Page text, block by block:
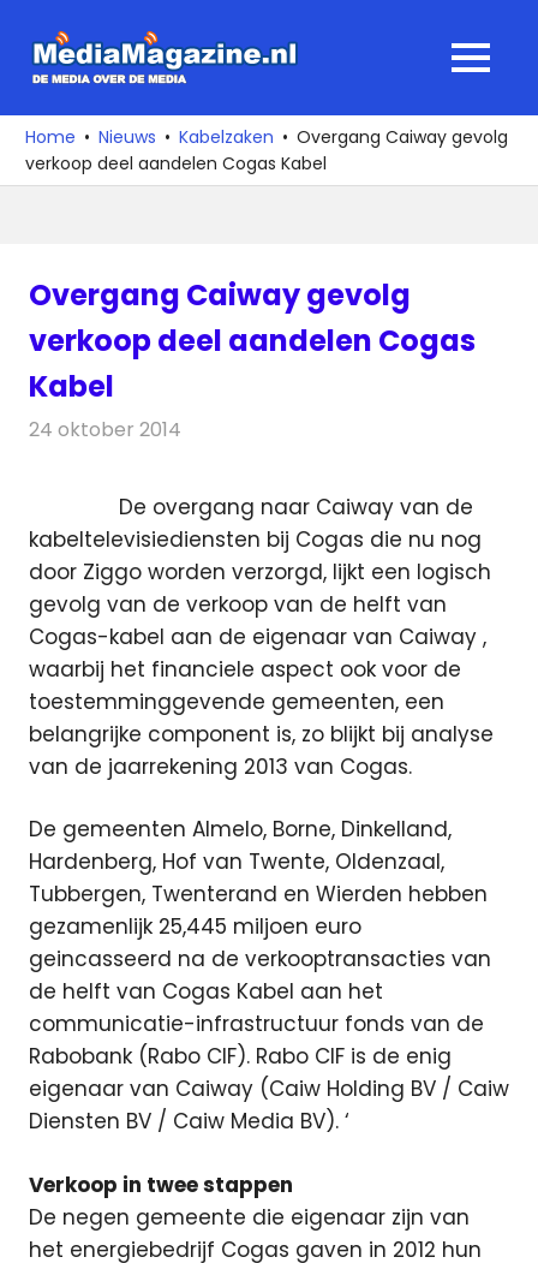
naar
media
over
de
MENU
Home Nieuws Kabelzaken
Overgang Caiway gevolg
verkoop deel aandelen Cogas Kabel
Overgang Caiway gevolg
verkoop deel aandelen Cogas
Kabel
24 oktober 2014
De overgang naar Caiway van de
kabeltelevisiediensten bij Cogas die nu nog
door Ziggo worden verzorgd, lijkt een logisch
gevolg van de verkoop van de helft van
Cogas-kabel aan de eigenaar van Caiway ,
waarbij het financiele aspect ook voor de
toestemminggevende gemeenten, een
belangrijke component is, zo blijkt bij analyse
van de jaarrekening 2013 van Cogas.
De gemeenten Almelo, Borne, Dinkelland,
Hardenberg, Hof van Twente, Oldenzaal,
Tubbergen, Twenterand en Wierden hebben
gezamenlijk 25,445 miljoen euro
geincasseerd na de verkooptransacties van
de helft van Cogas Kabel aan het
communicatie-infrastructuur fonds van de
Rabobank (Rabo CIF). Rabo CIF is de enig
eigenaar van Caiway (Caiw Holding BV / Caiw
Diensten BV / Caiw Media BV). ‘
Verkoop in twee stappen
De negen gemeente die eigenaar zijn van
het energiebedrijf Cogas gaven in 2012 hun